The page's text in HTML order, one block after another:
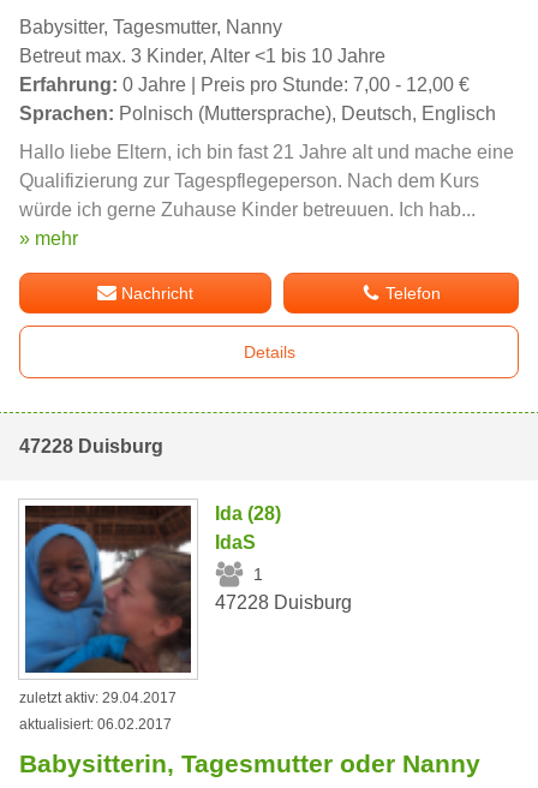
Babysitter, Tagesmutter, Nanny
Betreut max. 3 Kinder, Alter <1 bis 10 Jahre
Erfahrung: 0 Jahre | Preis pro Stunde: 7,00 - 12,00 €
Sprachen: Polnisch (Muttersprache), Deutsch, Englisch
Hallo liebe Eltern, ich bin fast 21 Jahre alt und mache eine
Qualifizierung zur Tagespflegeperson. Nach dem Kurs
würde ich gerne Zuhause Kinder betreuuen. Ich hab...
» mehr
Nachricht Telefon
Details
47228 Duisburg
Ida (28)
IdaS
1
47228 Duisburg
zuletzt aktiv: 29.04.2017
aktualisiert: 06.02.2017
Babysitterin, Tagesmutter oder Nanny